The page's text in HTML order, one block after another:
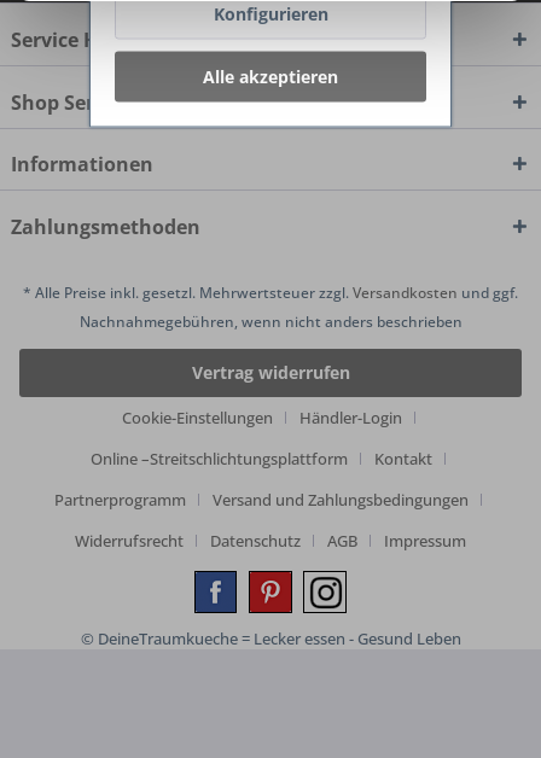
Service Hotline
Shop Service
Informationen
Zahlungsmethoden
* Alle Preise inkl. gesetzl. Mehrwertsteuer zzgl.Versandkosten und ggf.
Nachnahmegebühren, wenn nicht anders beschrieben
Vertrag widerrufen
Cookie-Einstellungen
Händler-Login
Online –Streitschlichtungsplattform
Kontakt
Partnerprogramm
Versand und Zahlungsbedingungen
Widerrufsrecht
Datenschutz AGB Impressum
© DeineTraumkueche = Lecker essen - Gesund Leben
Konfigurieren
Alle akzeptieren